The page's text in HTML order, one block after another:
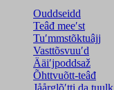
Ouddseidd
Teâđ meeʹst
Tuʹmmstõktuâjj
Vasttõsvuuʹd
Ääiʹjpoddsaž
Õhttvuõtt-teâđ
Jåårǥlõʹtti da tuulk